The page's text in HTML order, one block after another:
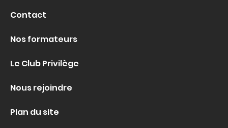
Contact
Nos formateurs
Le Club Privilège
Nous rejoindre
Plan du site